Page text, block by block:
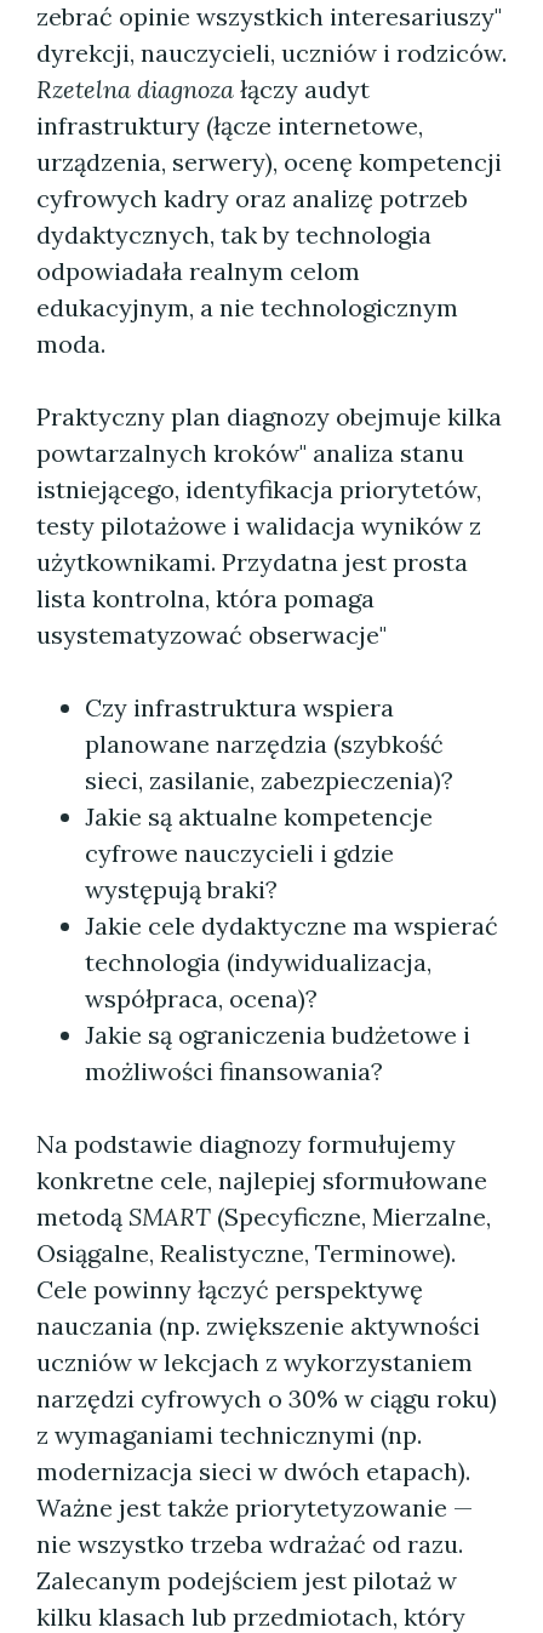
zebrać opinie wszystkich interesariuszy"
dyrekcji, nauczycieli, uczniów i rodziców.
Rzetelna diagnoza łączy audyt
infrastruktury (łącze internetowe,
urządzenia, serwery), ocenę kompetencji
cyfrowych kadry oraz analizę potrzeb
dydaktycznych, tak by technologia
odpowiadała realnym celom
edukacyjnym, a nie technologicznym
moda.
Praktyczny plan diagnozy obejmuje kilka
powtarzalnych kroków" analiza stanu
istniejącego, identyfikacja priorytetów,
testy pilotażowe i walidacja wyników z
użytkownikami. Przydatna jest prosta
lista kontrolna, która pomaga
usystematyzować obserwacje"
Czy infrastruktura wspiera
planowane narzędzia (szybkość
sieci, zasilanie, zabezpieczenia)?
Jakie są aktualne kompetencje
cyfrowe nauczycieli i gdzie
występują braki?
Jakie cele dydaktyczne ma wspierać
technologia (indywidualizacja,
współpraca, ocena)?
Jakie są ograniczenia budżetowe i
możliwości finansowania?
Na podstawie diagnozy formułujemy
konkretne cele, najlepiej sformułowane
metodą SMART (Specyficzne, Mierzalne,
Osiągalne, Realistyczne, Terminowe).
Cele powinny łączyć perspektywę
nauczania (np. zwiększenie aktywności
uczniów w lekcjach z wykorzystaniem
narzędzi cyfrowych o 30% w ciągu roku)
z wymaganiami technicznymi (np.
modernizacja sieci w dwóch etapach).
Ważne jest także priorytetyzowanie —
nie wszystko trzeba wdrażać od razu.
Zalecanym podejściem jest pilotaż w
kilku klasach lub przedmiotach, który